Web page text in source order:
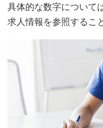
具体的な数字について
求人情報を参照するこ